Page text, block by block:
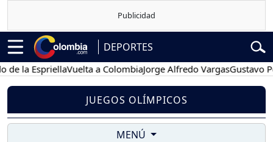
DEPORTES
EspriellaVuelta a ColombiaJorge Alfredo VargasGustavo Petro
JUEGOS OLÍMPICOS
MENÚ